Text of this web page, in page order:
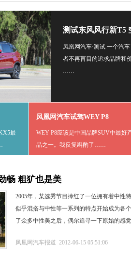
测试东风风行新T5
凤凰网汽车·测试 一个汽
者不再盲目的追求品牌和
……
最
凤凰网汽车试驾WEY P8
WEY P8应该是中国品牌SUV中最好
品之一。我反复斟酌了……
畅 粗犷也是美
2005年，某选秀节目捧红了一位拥有着中性
似乎混搭与中性等一系列的特点开始成为各
了众多中性美之后，偶尔追寻一下原始的感
凤凰网汽车报道 2012-06-15 05:51:06